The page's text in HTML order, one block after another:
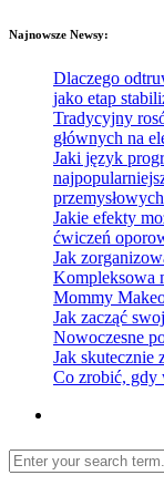
Najnowsze Newsy:
Dlaczego
jako etap
Tradycyjny
głównych na
Jaki język
przemysłowych
Jakie efekty
ćwiczeń
Jak
Kompleksowa
Mommy
Jak zacząć
Nowoczesne
Jak skutecznie
Co zrobić, gdy